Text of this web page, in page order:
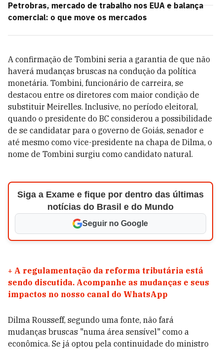
Petrobras, mercado de trabalho nos EUA e balança
comercial: o que move os mercados
A confirmação de Tombini seria a garantia de que não
haverá mudanças bruscas na condução da política
monetária. Tombini, funcionário de carreira, se
destacou entre os diretores com maior condição de
substituir Meirelles. Inclusive, no período eleitoral,
quando o presidente do BC considerou a possibilidade
de se candidatar para o governo de Goiás, senador e
até mesmo como vice-presidente na chapa de Dilma, o
nome de Tombini surgiu como candidato natural.
Siga a Exame e fique por dentro das últimas
notícias do Brasil e do Mundo
Seguir no Google
+ A regulamentação da reforma tributária está
sendo discutida. Acompanhe as mudanças e seus
impactos no nosso canal do WhatsApp
Dilma Rousseff, segundo uma fonte, não fará
mudanças bruscas "numa área sensível" como a
econômica. Se já optou pela continuidade do ministro